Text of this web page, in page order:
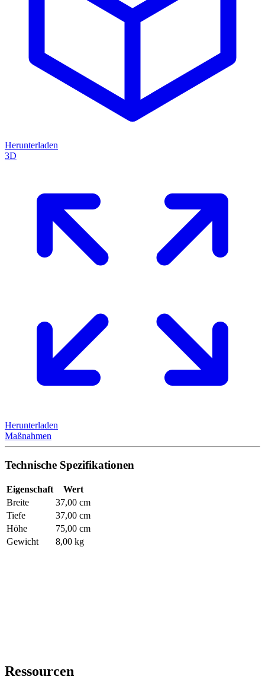
Herunterladen
3D
Herunterladen
Maßnahmen
Technische Spezifikationen
Eigenschaft
Wert
Breite
37,00 cm
Tiefe
37,00 cm
Höhe
75,00 cm
Gewicht
8,00 kg
Ressourcen